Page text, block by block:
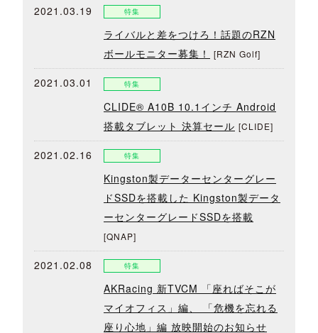
2021.03.19 特集
ライバルと差をつけろ！話題のRZN
ボールモニター募集！
[RZN Golf]
2021.03.01 特集
CLIDE® A10B 10.1インチ Android
搭載タブレット 決算セール [CLIDE]
2021.02.16 特集
Kingston製データーセンターグレー
ドSSDを搭載した Kingston製データ
ーセンターグレードSSDを搭載
[QNAP]
2021.02.08 特集
AKRacing 新TVCM 「座ればそこが
マイオフィス」編、 「危機を忘れる
座り心地」編 放映開始のお知らせ